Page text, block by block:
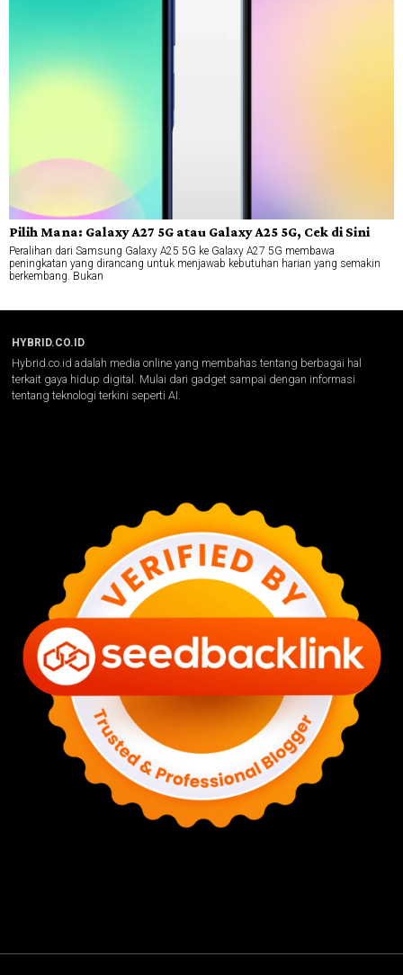
Pilih Mana: Galaxy A27 5G atau Galaxy A25 5G, Cek di Sini
Peralihan dari Samsung Galaxy A25 5G ke Galaxy A27 5G membawa
peningkatan yang dirancang untuk menjawab kebutuhan harian yang semakin
berkembang. Bukan
HYBRID.CO.ID
Hybrid.co.id adalah media online yang membahas tentang berbagai hal
terkait gaya hidup digital. Mulai dari gadget sampai dengan informasi
tentang teknologi terkini seperti AI.